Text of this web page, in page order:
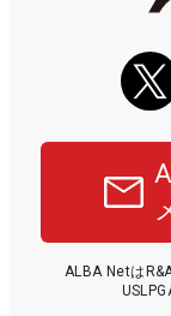
ALBA Netは